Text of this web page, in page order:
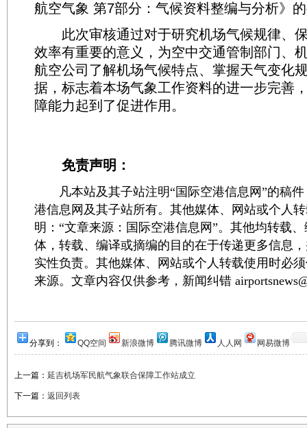
航空气象 第7部分：气候资料整编与分析》
此次审核通过对于研究机场气候规律、
效率有重要的意义，为空中交通管制部门、
航空公司了解机场气候特点、掌握天气变化
据，标志着本场气象工作资料的进一步完善
障能力起到了促进作用。
免责声明：
凡本站及其子站注明“国际空港信息网”的稿件
港信息网及其子站所有。其他媒体、网站或个人
明：“文章来源：国际空港信息网”。其他均转载
体，转载、编译或摘编的目的在于传递更多信息
实性负责。其他媒体、网站或个人转载使用时必
来源。文章内容仅供参考，新闻纠错
分享到： QQ空间 新浪微博 腾讯微博 人人网 网易微博
上一篇： 延吉机场军民航气象联合保障工作站成立
下一篇： 返回列表